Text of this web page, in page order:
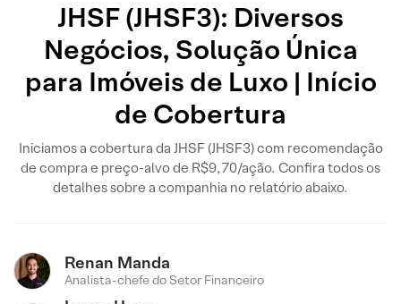
JHSF (JHSF3): Diversos
Negócios, Solução Única
para Imóveis de Luxo | Início
de Cobertura
Iniciamos a cobertura da JHSF (JHSF3) com recomendação
de compra e preço-alvo de R$9,70/ação. Confira todos os
detalhes sobre a companhia no relatório abaixo.
Renan Manda
Analista-chefe do Setor Financeiro